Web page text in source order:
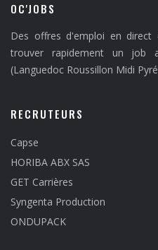
OC'JOBS
Des offres d'emploi en direct
trouver rapidement un job
(Languedoc Roussillon Midi
RECRUTEURS
Capse
HORIBA ABX SAS
GET Carrières
Syngenta Production
ONDUPACK